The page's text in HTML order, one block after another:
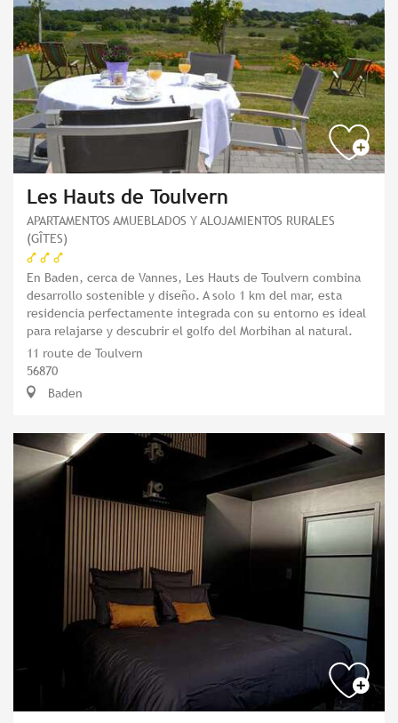
Les Hauts de Toulvern
APARTAMENTOS AMUEBLADOS Y ALOJAMIENTOS RURALES
(GÎTES)
En Baden, cerca de Vannes, Les Hauts de Toulvern combina
desarrollo sostenible y diseño. A solo 1 km del mar, esta
residencia perfectamente integrada con su entorno es ideal
para relajarse y descubrir el golfo del Morbihan al natural.
11 route de Toulvern
56870
Baden